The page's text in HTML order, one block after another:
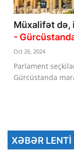
İqtisadiyyat
Hadisə
Dünya
Kriminal
Mövqe
Müxalifət də,
-
Oct 26, 2024
Parlament
Gürcüstanda
XƏBƏR LENTI